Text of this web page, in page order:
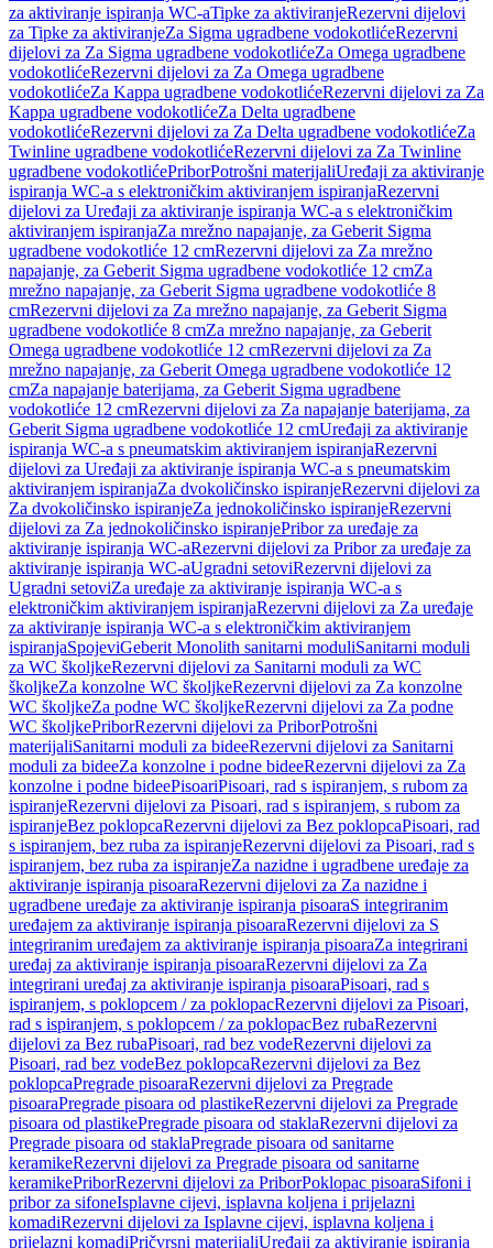
za aktiviranje ispiranja WC-aTipke za aktiviranjeRezervni dijelovi
za Tipke za aktiviranjeZa Sigma ugradbene vodokotlićeRezervni
dijelovi za Za Sigma ugradbene vodokotlićeZa Omega ugradbene
vodokotlićeRezervni dijelovi za Za Omega ugradbene
vodokotlićeZa Kappa ugradbene vodokotlićeRezervni dijelovi za Za
Kappa ugradbene vodokotlićeZa Delta ugradbene
vodokotlićeRezervni dijelovi za Za Delta ugradbene vodokotlićeZa
Twinline ugradbene vodokotlićeRezervni dijelovi za Za Twinline
ugradbene vodokotlićePriborPotrošni materijaliUređaji za aktiviranje
ispiranja WC-a s elektroničkim aktiviranjem ispiranjaRezervni
dijelovi za Uređaji za aktiviranje ispiranja WC-a s elektroničkim
aktiviranjem ispiranjaZa mrežno napajanje, za Geberit Sigma
ugradbene vodokotliće 12 cmRezervni dijelovi za Za mrežno
napajanje, za Geberit Sigma ugradbene vodokotliće 12 cmZa
mrežno napajanje, za Geberit Sigma ugradbene vodokotliće 8
cmRezervni dijelovi za Za mrežno napajanje, za Geberit Sigma
ugradbene vodokotliće 8 cmZa mrežno napajanje, za Geberit
Omega ugradbene vodokotliće 12 cmRezervni dijelovi za Za
mrežno napajanje, za Geberit Omega ugradbene vodokotliće 12
cmZa napajanje baterijama, za Geberit Sigma ugradbene
vodokotliće 12 cmRezervni dijelovi za Za napajanje baterijama, za
Geberit Sigma ugradbene vodokotliće 12 cmUređaji za aktiviranje
ispiranja WC-a s pneumatskim aktiviranjem ispiranjaRezervni
dijelovi za Uređaji za aktiviranje ispiranja WC-a s pneumatskim
aktiviranjem ispiranjaZa dvokoličinsko ispiranjeRezervni dijelovi za
Za dvokoličinsko ispiranjeZa jednokoličinsko ispiranjeRezervni
dijelovi za Za jednokoličinsko ispiranjePribor za uređaje za
aktiviranje ispiranja WC-aRezervni dijelovi za Pribor za uređaje za
aktiviranje ispiranja WC-aUgradni setoviRezervni dijelovi za
Ugradni setoviZa uređaje za aktiviranje ispiranja WC-a s
elektroničkim aktiviranjem ispiranjaRezervni dijelovi za Za uređaje
za aktiviranje ispiranja WC-a s elektroničkim aktiviranjem
ispiranjaSpojeviGeberit Monolith sanitarni moduliSanitarni moduli
za WC školjkeRezervni dijelovi za Sanitarni moduli za WC
školjkeZa konzolne WC školjkeRezervni dijelovi za Za konzolne
WC školjkeZa podne WC školjkeRezervni dijelovi za Za podne
WC školjkePriborRezervni dijelovi za PriborPotrošni
materijaliSanitarni moduli za bideeRezervni dijelovi za Sanitarni
moduli za bideeZa konzolne i podne bideeRezervni dijelovi za Za
konzolne i podne bideePisoariPisoari, rad s ispiranjem, s rubom za
ispiranjeRezervni dijelovi za Pisoari, rad s ispiranjem, s rubom za
ispiranjeBez poklopcaRezervni dijelovi za Bez poklopcaPisoari, rad
s ispiranjem, bez ruba za ispiranjeRezervni dijelovi za Pisoari, rad s
ispiranjem, bez ruba za ispiranjeZa nazidne i ugradbene uređaje za
aktiviranje ispiranja pisoaraRezervni dijelovi za Za nazidne i
ugradbene uređaje za aktiviranje ispiranja pisoaraS integriranim
uređajem za aktiviranje ispiranja pisoaraRezervni dijelovi za S
integriranim uređajem za aktiviranje ispiranja pisoaraZa integrirani
uređaj za aktiviranje ispiranja pisoaraRezervni dijelovi za Za
integrirani uređaj za aktiviranje ispiranja pisoaraPisoari, rad s
ispiranjem, s poklopcem / za poklopacRezervni dijelovi za Pisoari,
rad s ispiranjem, s poklopcem / za poklopacBez rubaRezervni
dijelovi za Bez rubaPisoari, rad bez vodeRezervni dijelovi za
Pisoari, rad bez vodeBez poklopcaRezervni dijelovi za Bez
poklopcaPregrade pisoaraRezervni dijelovi za Pregrade
pisoaraPregrade pisoara od plastikeRezervni dijelovi za Pregrade
pisoara od plastikePregrade pisoara od staklaRezervni dijelovi za
Pregrade pisoara od staklaPregrade pisoara od sanitarne
keramikeRezervni dijelovi za Pregrade pisoara od sanitarne
keramikePriborRezervni dijelovi za PriborPoklopac pisoaraSifoni i
pribor za sifoneIsplavne cijevi, isplavna koljena i prijelazni
komadiRezervni dijelovi za Isplavne cijevi, isplavna koljena i
prijelazni komadiPričvrsni materijaliUređaji za aktiviranje ispiranja